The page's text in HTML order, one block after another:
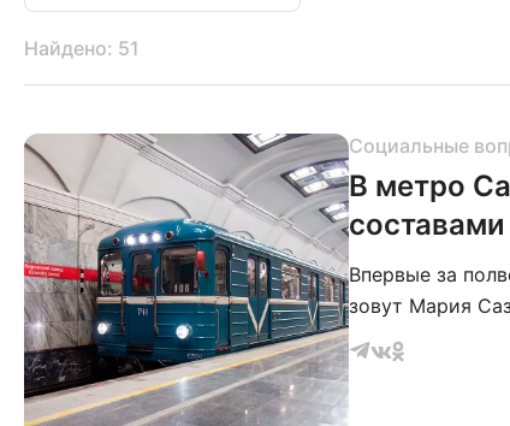
Найдено: 51
Социальные
В метро
Впервые за
зовут Мария